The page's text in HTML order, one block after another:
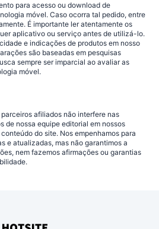
para acesso ou download de
móvel. Caso ocorra tal pedido, entre
É importante ler atentamente os
aplicativo ou serviço antes de utilizá-lo.
e indicações de produtos em nosso
são baseadas em pesquisas
sempre ser imparcial ao avaliar as
móvel.
afiliados não interfere nas
de nossa equipe editorial em nossos
do site. Nos empenhamos para
e atualizadas, mas não garantimos a
nem fazemos afirmações ou garantias